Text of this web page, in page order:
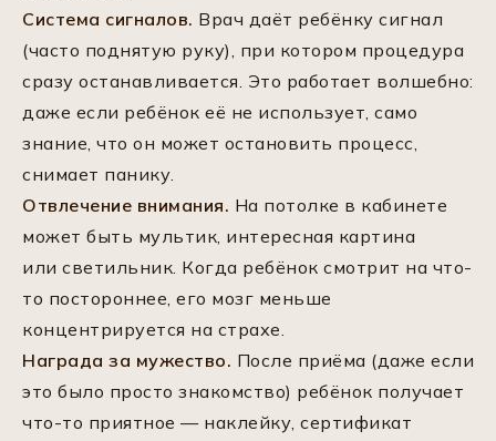
Система сигналов. Врач даёт ребёнку сигнал
(часто поднятую руку), при котором процедура
сразу останавливается. Это работает волшебно:
даже если ребёнок её не использует, само
знание, что он может остановить процесс,
снимает панику.
Отвлечение внимания. На потолке в кабинете
может быть мультик, интересная картина
или светильник. Когда ребёнок смотрит на что-
то постороннее, его мозг меньше
концентрируется на страхе.
Награда за мужество. После приёма (даже если
это было просто знакомство) ребёнок получает
что-то приятное — наклейку, сертификат